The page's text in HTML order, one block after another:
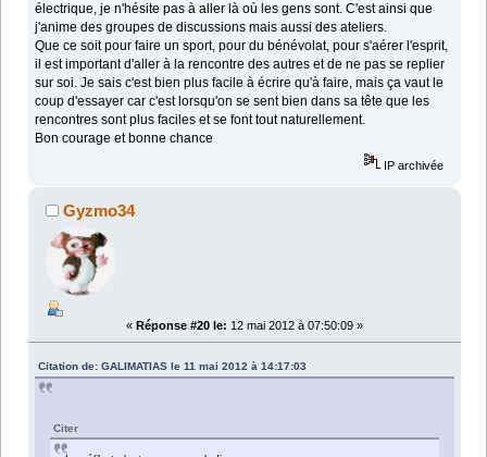
électrique, je n'hésite pas à aller là où les gens sont. C'est ainsi que
j'anime des groupes de discussions mais aussi des ateliers.
Que ce soit pour faire un sport, pour du bénévolat, pour s'aérer l'esprit,
il est important d'aller à la rencontre des autres et de ne pas se replier
sur soi. Je sais c'est bien plus facile à écrire qu'à faire, mais ça vaut le
coup d'essayer car c'est lorsqu'on se sent bien dans sa tête que les
rencontres sont plus faciles et se font tout naturellement.
Bon courage et bonne chance
IP archivée
Gyzmo34
« Réponse #20 le: 12 mai 2012 à 07:50:09 »
Citation de: GALIMATIAS le 11 mai 2012 à 14:17:03
Citer